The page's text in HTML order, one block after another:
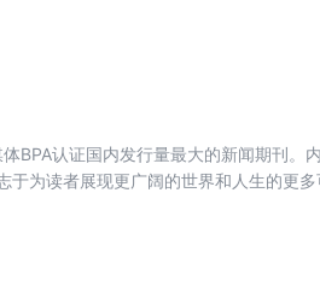
BPA认证国内发行量最大的新闻期刊。
为读者展现更广阔的世界和人生的更多